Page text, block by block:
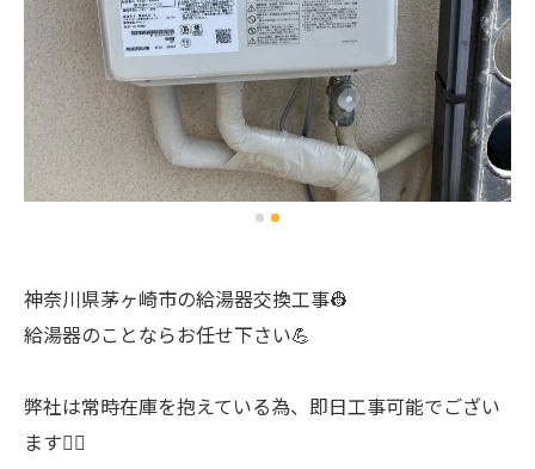
神奈川県茅ヶ崎市の給湯器交換工事👷
給湯器のことならお任せ下さい💪
弊社は常時在庫を抱えている為、即日工事可能でござい
ます🙆‍♂️